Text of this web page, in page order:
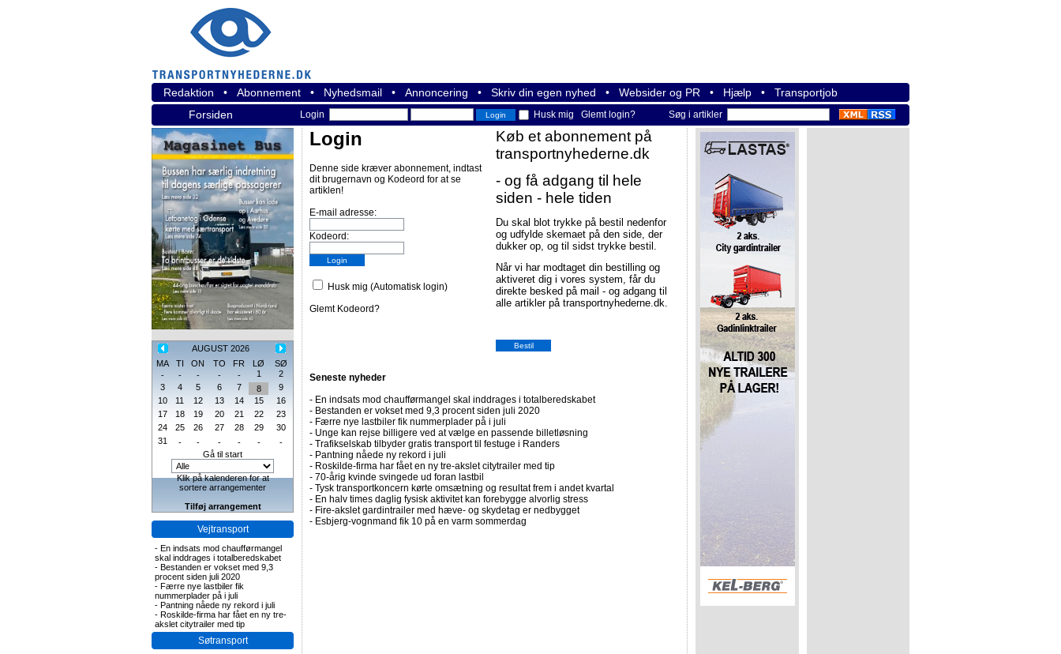
Redaktion • Abonnement • Nyhedsmail • Annoncering • Skriv din egen nyhed • Websider og PR • Hjælp • Transportjob
Forsiden
Login Husk mig Glemt login? Søg i artikler
AUGUST 2026
MA
TI ON TO FR LØ
SØ
-
- - - - 1
2
3
4 5 6 7 8
9
10
11 12 13 14 15
16
17
18 19 20 21 22
23
24
25 26 27 28 29
30
31
- - - - -
-
Gå til start
Klik på kalenderen for at
sortere arrangementer
Tilføj arrangement
Vejtransport
- En indsats mod chaufførmangel
skal inddrages i totalberedskabet
- Bestanden er vokset med 9,3
procent siden juli 2020
- Færre nye lastbiler fik
nummerplader på i juli
- Pantning nåede ny rekord i juli
- Roskilde-firma har fået en ny tre-
akslet citytrailer med tip
Søtransport
Login
Denne side kræver abonnement, indtast
dit brugernavn og Kodeord for at se
artiklen!
E-mail adresse:
Kodeord:
Husk mig (Automatisk login)
Glemt Kodeord?
Køb et abonnement på
transportnyhederne.dk
- og få adgang til hele
siden - hele tiden
Du skal blot trykke på bestil nedenfor
og udfylde skemaet på den side, der
dukker op, og til sidst trykke bestil.
Når vi har modtaget din bestilling og
aktiveret dig i vores system, får du
direkte besked på mail - og adgang til
alle artikler på transportnyhederne.dk.
Seneste nyheder
- En indsats mod chaufførmangel skal inddrages i totalberedskabet
- Bestanden er vokset med 9,3 procent siden juli 2020
- Færre nye lastbiler fik nummerplader på i juli
- Unge kan rejse billigere ved at vælge en passende billetløsning
- Trafikselskab tilbyder gratis transport til festuge i Randers
- Pantning nåede ny rekord i juli
- Roskilde-firma har fået en ny tre-akslet citytrailer med tip
- 70-årig kvinde svingede ud foran lastbil
- Tysk transportkoncern kørte omsætning og resultat frem i andet kvartal
- En halv times daglig fysisk aktivitet kan forebygge alvorlig stress
- Fire-akslet gardintrailer med hæve- og skydetag er nedbygget
- Esbjerg-vognmand fik 10 på en varm sommerdag